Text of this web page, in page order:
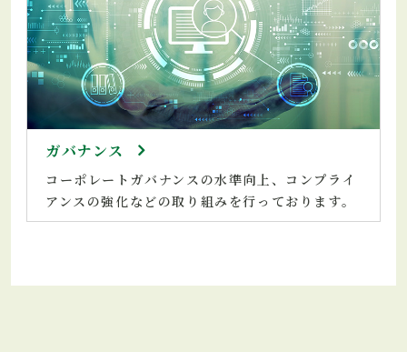
ガバナンス
コーポレートガバナンスの水準向上、コンプライ
アンスの強化などの取り組みを行っております。